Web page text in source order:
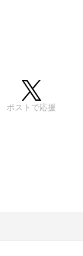
ポストで応援